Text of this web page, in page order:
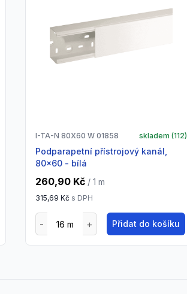
I-TA-N 80X60 W 01858 skladem (112)
Podparapetní přístrojový kanál,
80x60 - bílá
260,90 Kč / 1 m
315,69 Kč s DPH
Přidat do košíku